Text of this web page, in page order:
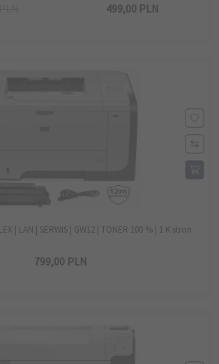
499,00 PLN
| LAN | SERWIS | GW12 | TONER 100 % | 1 K stron
799,00 PLN